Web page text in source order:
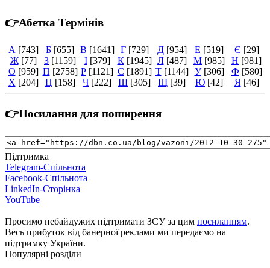
👉Абетка Термінів
А [743] Б [655] В [1641] Г [729] Д [954] Е [519] Є [29]
Ж [77] З [1159] І [379] К [1945] Л [487] М [985] Н [981]
О [959] П [2758] Р [1121] С [1891] Т [1144] У [306] Ф [580]
Х [204] Ц [158] Ч [222] Ш [305] Щ [39] Ю [42] Я [46]
👉Посилання для поширення
Підтримка
Telegram-Спільнота
Facebook-Спільнота
LinkedIn-Сторінка
YouTube
Просимо небайдужих підтримати ЗСУ за цим посиланням.
Весь прибуток від банерної реклами ми передаємо на
підтримку України.
Популярні розділи